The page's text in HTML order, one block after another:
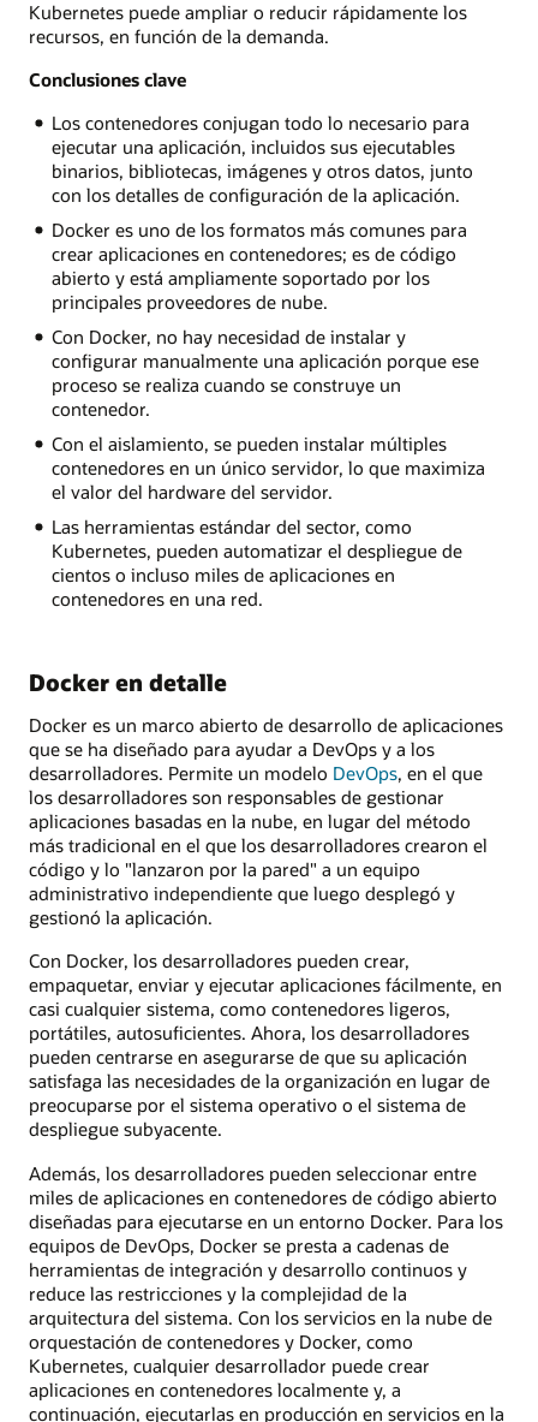
Kubernetes puede ampliar o reducir rápidamente los
recursos, en función de la demanda.
Conclusiones clave
Los contenedores conjugan todo lo necesario para
ejecutar una aplicación, incluidos sus ejecutables
binarios, bibliotecas, imágenes y otros datos, junto
con los detalles de configuración de la aplicación.
Docker es uno de los formatos más comunes para
crear aplicaciones en contenedores; es de código
abierto y está ampliamente soportado por los
principales proveedores de nube.
Con Docker, no hay necesidad de instalar y
configurar manualmente una aplicación porque ese
proceso se realiza cuando se construye un
contenedor.
Con el aislamiento, se pueden instalar múltiples
contenedores en un único servidor, lo que maximiza
el valor del hardware del servidor.
Las herramientas estándar del sector, como
Kubernetes, pueden automatizar el despliegue de
cientos o incluso miles de aplicaciones en
contenedores en una red.
Docker en detalle
Docker es un marco abierto de desarrollo de aplicaciones
que se ha diseñado para ayudar a DevOps y a los
desarrolladores. Permite un modelo DevOps, en el que
los desarrolladores son responsables de gestionar
aplicaciones basadas en la nube, en lugar del método
más tradicional en el que los desarrolladores crearon el
código y lo "lanzaron por la pared" a un equipo
administrativo independiente que luego desplegó y
gestionó la aplicación.
Con Docker, los desarrolladores pueden crear,
empaquetar, enviar y ejecutar aplicaciones fácilmente, en
casi cualquier sistema, como contenedores ligeros,
portátiles, autosuficientes. Ahora, los desarrolladores
pueden centrarse en asegurarse de que su aplicación
satisfaga las necesidades de la organización en lugar de
preocuparse por el sistema operativo o el sistema de
despliegue subyacente.
Además, los desarrolladores pueden seleccionar entre
miles de aplicaciones en contenedores de código abierto
diseñadas para ejecutarse en un entorno Docker. Para los
equipos de DevOps, Docker se presta a cadenas de
herramientas de integración y desarrollo continuos y
reduce las restricciones y la complejidad de la
arquitectura del sistema. Con los servicios en la nube de
orquestación de contenedores y Docker, como
Kubernetes, cualquier desarrollador puede crear
aplicaciones en contenedores localmente y, a
continuación, ejecutarlas en producción en servicios en la